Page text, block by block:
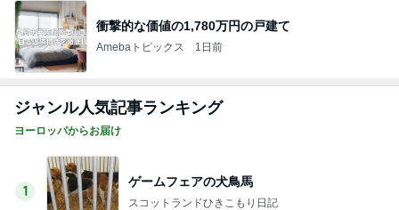
衝撃的な価値の1,780万円の戸建て
Amebaトピックス 1日前
ジャンル人気記事ランキング
ヨーロッパからお届け
1
ゲームフェアの犬鳥馬
スコットランドひきこもり日記